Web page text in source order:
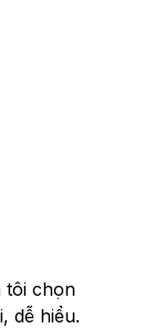
tôi chọn
dễ hiểu.